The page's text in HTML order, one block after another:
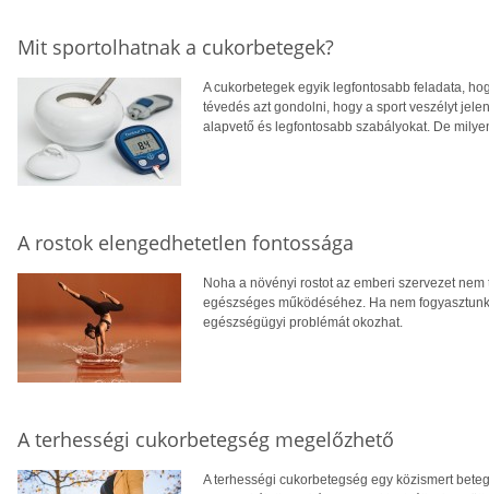
Mit sportolhatnak a cukorbetegek?
A cukorbetegek egyik legfontosabb feladata,
tévedés azt gondolni, hogy a sport veszélyt
alapvető és legfontosabb szabályokat. De
A rostok elengedhetetlen fontossága
Noha a növényi rostot az emberi szervezet
egészséges működéséhez. Ha nem
egészségügyi problémát okozhat.
A terhességi cukorbetegség megelőzhető
A terhességi cukorbetegség egy közismert